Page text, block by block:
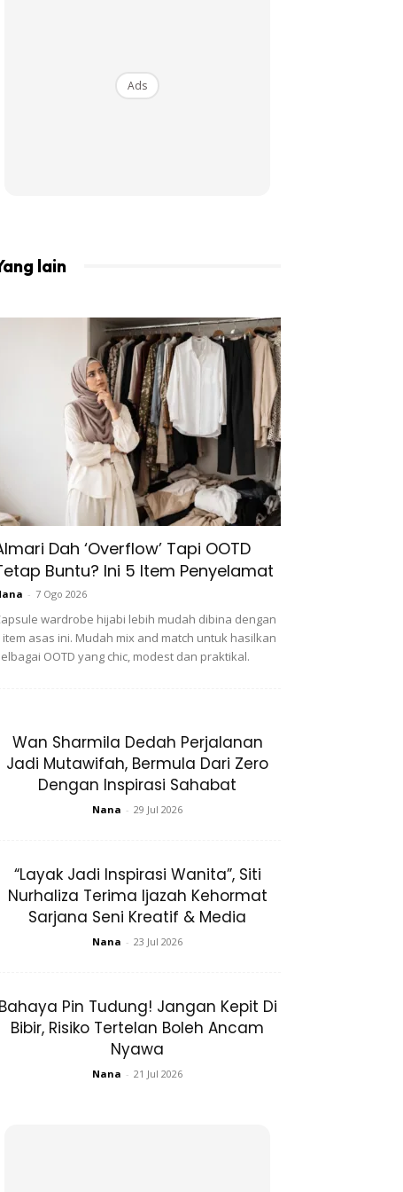
Ads
lain
Dah ‘Overflow’ Tapi OOTD
Buntu? Ini 5 Item Penyelamat
- 7 Ogo 2026
wardrobe hijabi lebih mudah dibina dengan
item asas ini. Mudah mix and match untuk hasilkan
OOTD yang chic, modest dan praktikal.
Wan Sharmila Dedah Perjalanan
Jadi Mutawifah, Bermula Dari Zero
Dengan Inspirasi Sahabat
Nana - 29 Jul 2026
“Layak Jadi Inspirasi Wanita”, Siti
Nurhaliza Terima Ijazah Kehormat
Sarjana Seni Kreatif & Media
Nana - 23 Jul 2026
Bahaya Pin Tudung! Jangan Kepit Di
Bibir, Risiko Tertelan Boleh Ancam
Nyawa
Nana - 21 Jul 2026